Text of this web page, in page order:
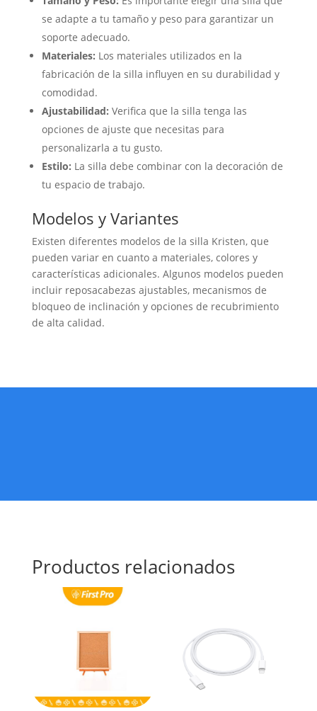
se adapte a tu tamaño y peso para garantizar un
soporte adecuado.
Materiales: Los materiales utilizados en la
fabricación de la silla influyen en su durabilidad y
comodidad.
Ajustabilidad: Verifica que la silla tenga las
opciones de ajuste que necesitas para
personalizarla a tu gusto.
Estilo: La silla debe combinar con la decoración de
tu espacio de trabajo.
Modelos y Variantes
Existen diferentes modelos de la silla Kristen, que
pueden variar en cuanto a materiales, colores y
características adicionales. Algunos modelos pueden
incluir reposacabezas ajustables, mecanismos de
bloqueo de inclinación y opciones de recubrimiento
de alta calidad.
Productos relacionados